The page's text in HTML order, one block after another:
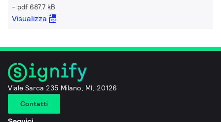
pdf 687.7 kB
Visualizza
Viale Sarca 235 Milano, MI, 20126
Contatti